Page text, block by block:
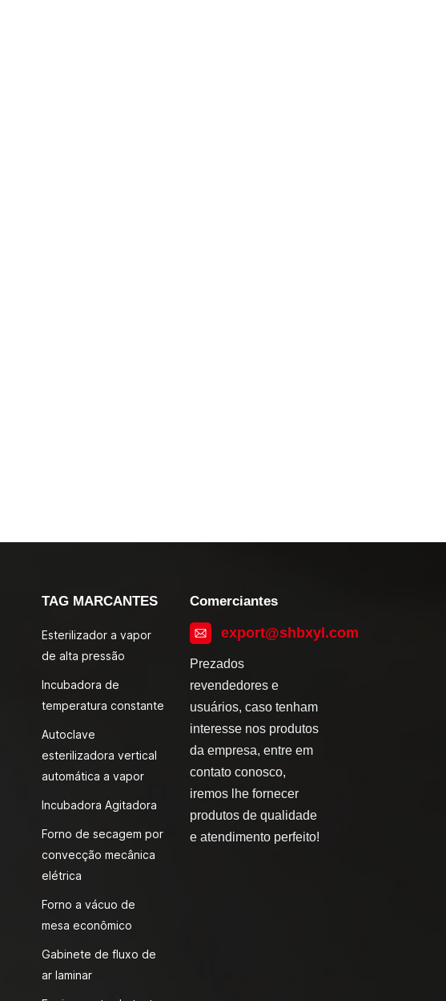
TAG MARCANTES
Esterilizador a vapor
de alta pressão
Incubadora de
temperatura constante
Autoclave
esterilizadora vertical
automática a vapor
Incubadora Agitadora
Forno de secagem por
convecção mecânica
elétrica
Forno a vácuo de
mesa econômico
Gabinete de fluxo de
ar laminar
Comerciantes
export@shbxyl.com
Prezados
revendedores e
usuários, caso tenham
interesse nos produtos
da empresa, entre em
contato conosco,
iremos lhe fornecer
produtos de qualidade
e atendimento perfeito!